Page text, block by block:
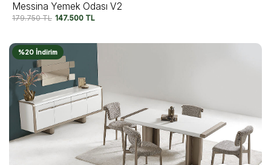
Messina Yemek Odası V2
179.750TL 147.500 TL
%20 İndirim